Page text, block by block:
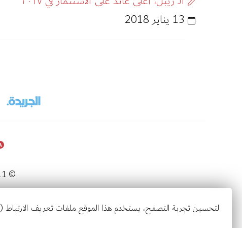
لتحسين تجربة التصفح، يستخدم هذا الموقع ملفات تعريف الارتباط (Cookies) الخاصة بالتحليلات وعرض الوسائط. يمكنك اختيار ما إذا كنت ترغب بالسماح باستخدامها.
© 2011 – 2026 مرخّص بموجب